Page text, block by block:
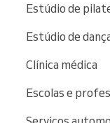
Estúdio de
Estúdio de
Clínica médica
Escolas e